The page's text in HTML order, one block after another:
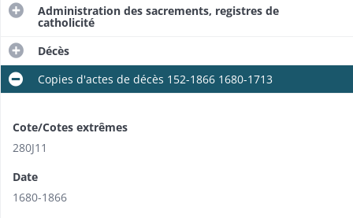
Administration des sacrements, registres de
catholicité
Décès
Copies d'actes de décès 152-1866​ 1680-1713​
Cote/Cotes extrêmes
280J11
Date
1680-1866